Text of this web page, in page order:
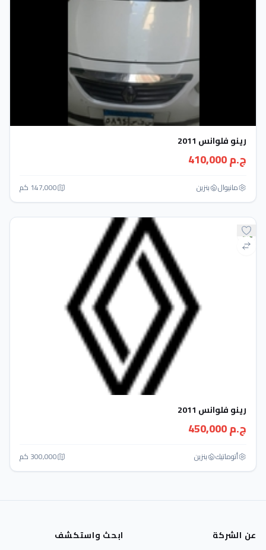
رينو فلوانس 2011
ج.م 410,000
مانيوال بنزين 147,000 كم
رينو فلوانس 2011
ج.م 450,000
أتوماتيك‎ بنزين 300,000 كم
عن الشركة
ابحث واستكشف